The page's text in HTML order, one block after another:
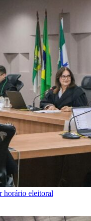
horário eleitoral